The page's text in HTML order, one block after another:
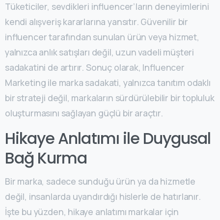
Tüketiciler, sevdikleri influencer’ların deneyimlerini
kendi alışveriş kararlarına yansıtır. Güvenilir bir
influencer tarafından sunulan ürün veya hizmet,
yalnızca anlık satışları değil, uzun vadeli müşteri
sadakatini de artırır. Sonuç olarak, Influencer
Marketing ile marka sadakati, yalnızca tanıtım odaklı
bir strateji değil, markaların sürdürülebilir bir topluluk
oluşturmasını sağlayan güçlü bir araçtır.
Hikaye Anlatımı ile Duygusal
Bağ Kurma
Bir marka, sadece sunduğu ürün ya da hizmetle
değil, insanlarda uyandırdığı hislerle de hatırlanır.
İşte bu yüzden, hikaye anlatımı markalar için